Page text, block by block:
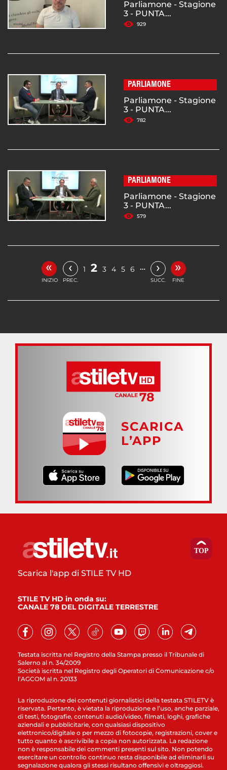
Parliamone - Stagione
3 - PUNTA...
929
PARLIAMONE
Parliamone - Stagione
3 - PUNTA...
782
PARLIAMONE
Parliamone - Stagione
3 - PUNTA...
579
«
INIZIO
‹
PREC.
1 2 3 4 5 6 … ›
SUCC.
»
FINE
SCARICA
L’APP
Testata iscritta nel Registro della Stampa presso il Tribunale di
Salerno al n. 34/2009
Società iscritta nel Registro degli Operatori di Comunicazione c/o
l’AGCOM al n. 20133
Scarica l'app di STILE TV HD
STILE TV HD in onda su:
CANALE 78 DEL DIGITALE TERRESTRE
La riproduzione dei contenuti giornalistici della testata STILETV è
riservata. Pertanto, è vietata la riproduzione e l’uso, anche parziale,
di testi, fotografie, contenuti audio/video, filmati, loghi, grafiche
aziendali e pubblicitarie, con qualsiasi dispositivo
elettronico/digitale o per mezzo di fotocopie, registrazioni, cover e
tutto quanto è ascrivibile a copia non autorizzata. La redazione
non è responsabile dei commenti presenti sul sito. Non potendo
esercitare un controllo continuo resta disponibile ad eliminarli su
segnalazione qualora gli stessi risultano offensivi e oltraggiosi.